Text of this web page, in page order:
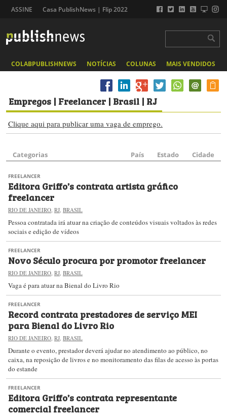
ASSINE Casa PublishNews | Flip 2022
COLABPUBLISHNEWS NOTÍCIAS COLUNAS MAIS VENDIDOS
Empregos | Freelancer | Brasil | RJ
Clique aqui para publicar uma vaga de emprego.
Categorias País Estado Cidade
FREELANCER
Editora Griffo’s contrata artista gráfico
freelancer
RIO DE JANEIRO, RJ, BRASIL
Pessoa contratada irá atuar na criação de conteúdos visuais voltados às redes
sociais e edição de vídeos
FREELANCER
Novo Século procura por promotor freelancer
RIO DE JANEIRO, RJ, BRASIL
Vaga é para atuar na Bienal do Livro Rio
FREELANCER
Record contrata prestadores de serviço MEI
para Bienal do Livro Rio
RIO DE JANEIRO, RJ, BRASIL
Durante o evento, prestador deverá ajudar no atendimento ao público, no
caixa, na reposição de livros e no monitoramento das filas de acesso às portas
do estande
FREELANCER
Editora Griffo’s contrata representante
comercial freelancer